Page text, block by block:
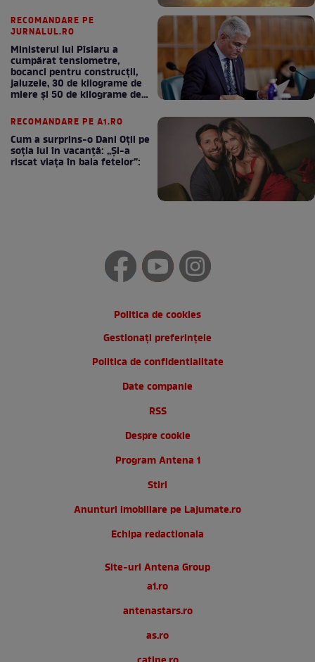
RECOMANDARE PE
JURNALUL.RO
Ministerul lui Pîslaru a
cumpărat tensiometre,
bocanci pentru construcții,
jaluzele, 30 de kilograme de
miere și 50 de kilograme de
RECOMANDARE PE A1.RO
Cum a surprins-o Dani Oțil pe
soția lui în vacanță: „Și-a
riscat viața în baia fetelor”:
Politica de cookies
Gestionați preferințele
Politica de confidentialitate
Date companie
RSS
Despre cookie
Program Antena 1
Stiri
Anunturi imobiliare pe Lajumate.ro
Echipa redactionala
Site-uri Antena Group
a1.ro
antenastars.ro
as.ro